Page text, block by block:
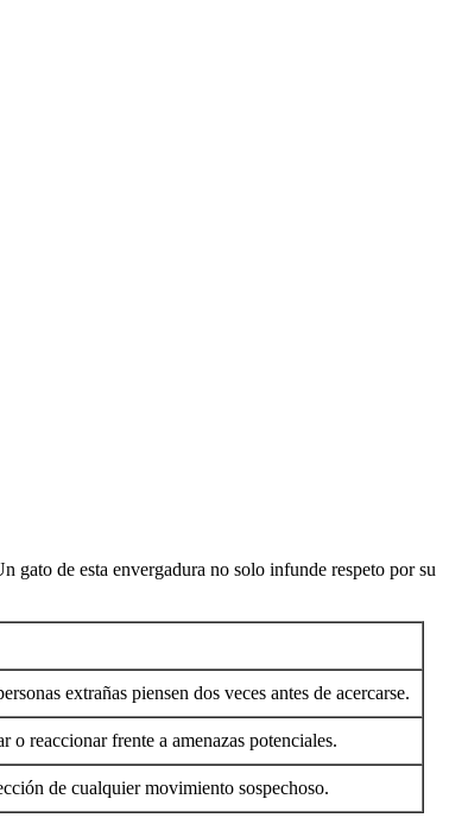
gato de esta envergadura no solo infunde respeto por su
extrañas piensen dos veces antes de acercarse.
reaccionar frente a amenazas potenciales.
de cualquier movimiento sospechoso.